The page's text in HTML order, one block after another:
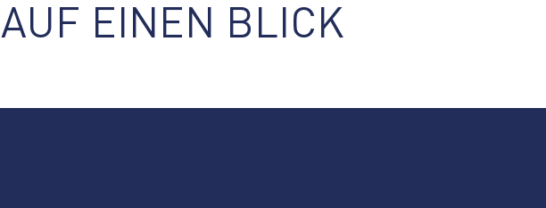
AUF EINEN BLICK